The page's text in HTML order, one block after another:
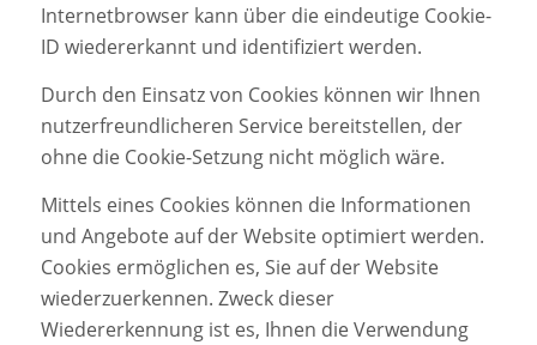
Internetbrowser kann über die eindeutige Cookie-
ID wiedererkannt und identifiziert werden.
Durch den Einsatz von Cookies können wir Ihnen
nutzerfreundlicheren Service bereitstellen, der
ohne die Cookie-Setzung nicht möglich wäre.
Mittels eines Cookies können die Informationen
und Angebote auf der Website optimiert werden.
Cookies ermöglichen es, Sie auf der Website
wiederzuerkennen. Zweck dieser
Wiedererkennung ist es, Ihnen die Verwendung